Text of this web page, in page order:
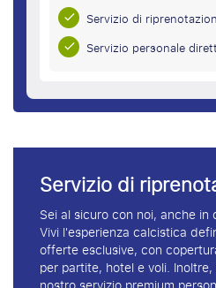
Servizio di
Servizio personale
Servizio di
Sei al sicuro con noi, anche
Vivi l'esperienza calcistica
offerte esclusive, con
per partite, hotel e voli.